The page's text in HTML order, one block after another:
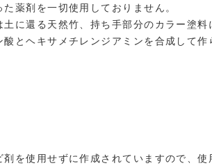
薬剤を一切使用しておりません。
に還る天然竹、持ち手部分のカラー塗
とヘキサメチレンジアミンを合成して
を使用せずに作成されていますので、